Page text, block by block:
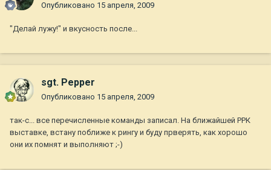
Опубликовано 15 апреля, 2009
"Делай лужу!" и вкусность после...
sgt. Pepper
Опубликовано 15 апреля, 2009
так-с... все перечисленные команды записал. На ближайшей РРК
выставке, встану поближе к рингу и буду прверять, как хорошо
они их помнят и выполняют ;-)